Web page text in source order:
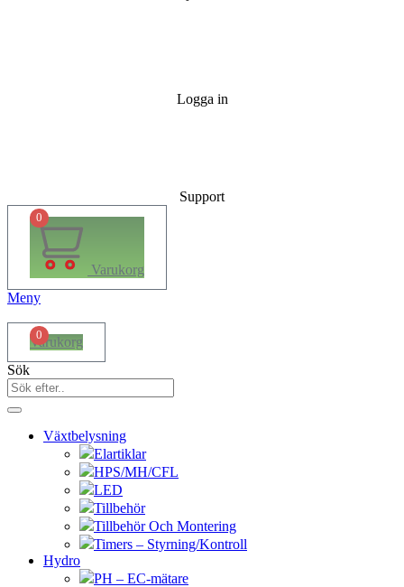
Logga in
Support
0
Varukorg
Meny
0
Varukorg
Sök
Växtbelysning
Elartiklar
HPS/MH/CFL
LED
Tillbehör
Tillbehör Och Montering
Timers – Styrning/Kontroll
Hydro
PH – EC-mätare